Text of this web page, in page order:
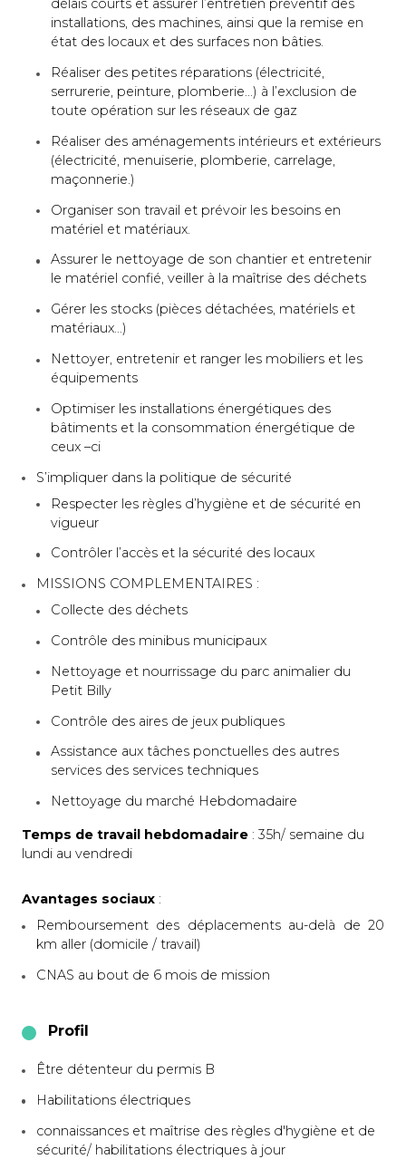
délais courts et assurer l’entretien préventif des
installations, des machines, ainsi que la remise en
état des locaux et des surfaces non bâties.
Réaliser des petites réparations (électricité,
serrurerie, peinture, plomberie...) à l’exclusion de
toute opération sur les réseaux de gaz
Réaliser des aménagements intérieurs et extérieurs
(électricité, menuiserie, plomberie, carrelage,
maçonnerie.)
Organiser son travail et prévoir les besoins en
matériel et matériaux.
Assurer le nettoyage de son chantier et entretenir
le matériel confié, veiller à la maîtrise des déchets
Gérer les stocks (pièces détachées, matériels et
matériaux…)
Nettoyer, entretenir et ranger les mobiliers et les
équipements
Optimiser les installations énergétiques des
bâtiments et la consommation énergétique de
ceux –ci
S’impliquer dans la politique de sécurité
Respecter les règles d’hygiène et de sécurité en
vigueur
Contrôler l’accès et la sécurité des locaux
MISSIONS COMPLEMENTAIRES :
Collecte des déchets
Contrôle des minibus municipaux
Nettoyage et nourrissage du parc animalier du
Petit Billy
Contrôle des aires de jeux publiques
Assistance aux tâches ponctuelles des autres
services des services techniques
Nettoyage du marché Hebdomadaire
Temps de travail hebdomadaire : 35h/ semaine du
lundi au vendredi
Avantages sociaux :
Remboursement des déplacements au-delà de 20
km aller (domicile / travail)
CNAS au bout de 6 mois de mission
Profil
Être détenteur du permis B
Habilitations électriques
connaissances et maîtrise des règles d'hygiène et de
sécurité/ habilitations électriques à jour